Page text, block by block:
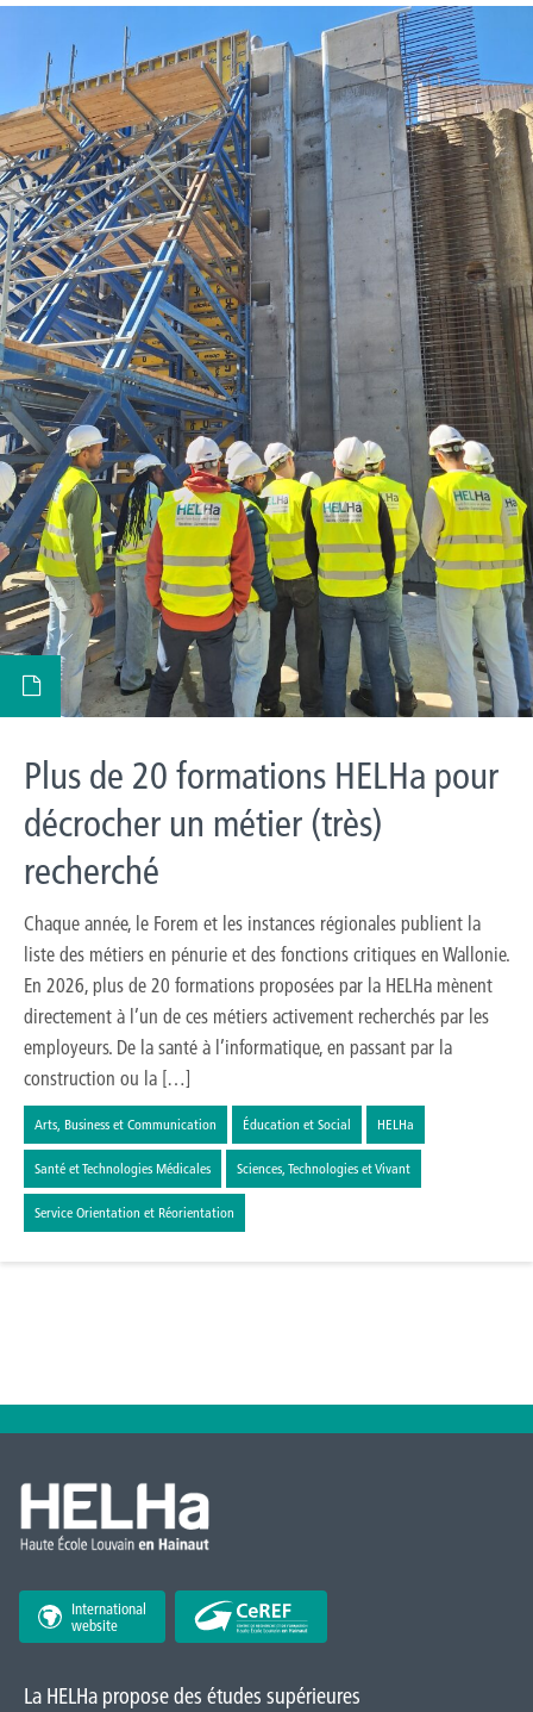
Plus de 20 formations HELHa pour
décrocher un métier (très)
recherché
Chaque année, le Forem et les instances régionales publient la
liste des métiers en pénurie et des fonctions critiques en Wallonie.
En 2026, plus de 20 formations proposées par la HELHa mènent
directement à l’un de ces métiers activement recherchés par les
employeurs. De la santé à l’informatique, en passant par la
construction ou la […]
Arts, Business et Communication Éducation et Social HELHa
Santé et Technologies Médicales Sciences, Technologies et Vivant
Service Orientation et Réorientation
International
website
La HELHa propose des études supérieures